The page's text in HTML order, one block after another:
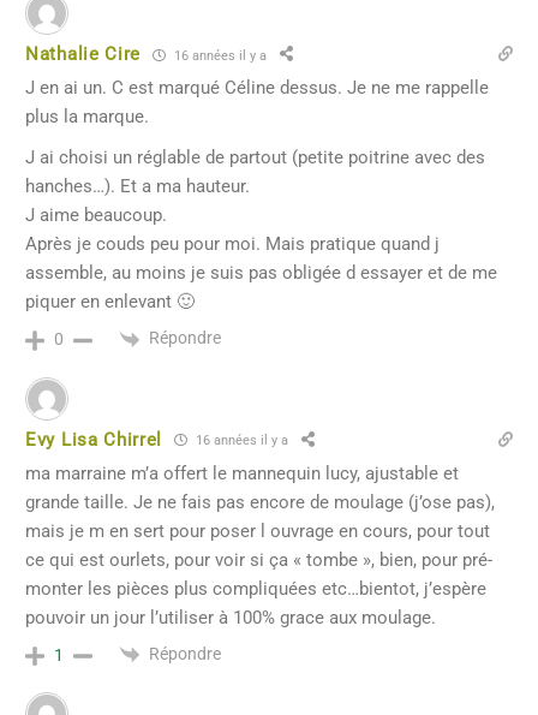
Nathalie Cire 16 années il y a
J en ai un. C est marqué Céline dessus. Je ne me rappelle
plus la marque.
J ai choisi un réglable de partout (petite poitrine avec des
hanches…). Et a ma hauteur.
J aime beaucoup.
Après je couds peu pour moi. Mais pratique quand j
assemble, au moins je suis pas obligée d essayer et de me
piquer en enlevant 🙂
0 Répondre
Evy Lisa Chirrel 16 années il y a
ma marraine m’a offert le mannequin lucy, ajustable et
grande taille. Je ne fais pas encore de moulage (j’ose pas),
mais je m en sert pour poser l ouvrage en cours, pour tout
ce qui est ourlets, pour voir si ça « tombe », bien, pour pré-
monter les pièces plus compliquées etc…bientot, j’espère
pouvoir un jour l’utiliser à 100% grace aux moulage.
1 Répondre